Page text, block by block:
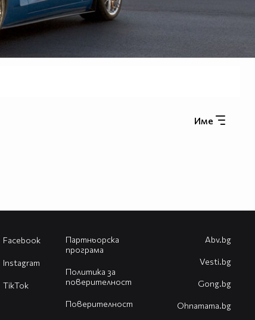
Име
Партньорска
програма
Политика за
поверителност
Поверителност
Facebook
Instagram
TikTok
Abv.bg
Vesti.bg
Gong.bg
Оhnamama.bg